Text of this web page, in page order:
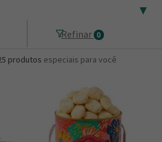
▼
Refinar 0
produtos especiais para você